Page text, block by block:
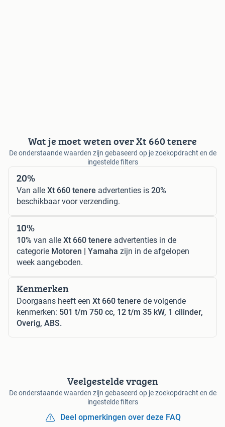
Wat je moet weten over Xt 660 tenere
De onderstaande waarden zijn gebaseerd op je zoekopdracht en de
ingestelde filters
20%
Van alle Xt 660 tenere advertenties is 20%
beschikbaar voor verzending.
10%
10% van alle Xt 660 tenere advertenties in de
categorie Motoren | Yamaha zijn in de afgelopen
week aangeboden.
Kenmerken
Doorgaans heeft een Xt 660 tenere de volgende
kenmerken: 501 t/m 750 cc, 12 t/m 35 kW, 1 cilinder,
Overig, ABS.
Veelgestelde vragen
De onderstaande waarden zijn gebaseerd op je zoekopdracht en de
ingestelde filters
Deel opmerkingen over deze FAQ